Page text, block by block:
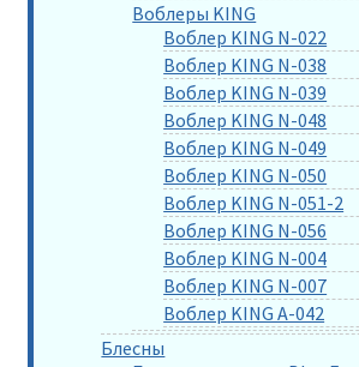
Воблеры KING
Воблер KING N-022
Воблер KING N-038
Воблер KING N-039
Воблер KING N-048
Воблер KING N-049
Воблер KING N-050
Воблер KING N-051-2
Воблер KING N-056
Воблер KING N-004
Воблер KING N-007
Воблер KING A-042
Блесны